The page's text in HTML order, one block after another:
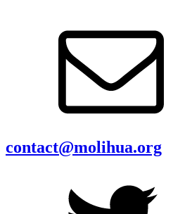
contact@molihua.org